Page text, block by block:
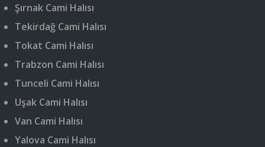
Şırnak Cami Halısı
Tekirdağ Cami Halısı
Tokat Cami Halısı
Trabzon Cami Halısı
Tunceli Cami Halısı
Uşak Cami Halısı
Van Cami Halısı
Yalova Cami Halısı